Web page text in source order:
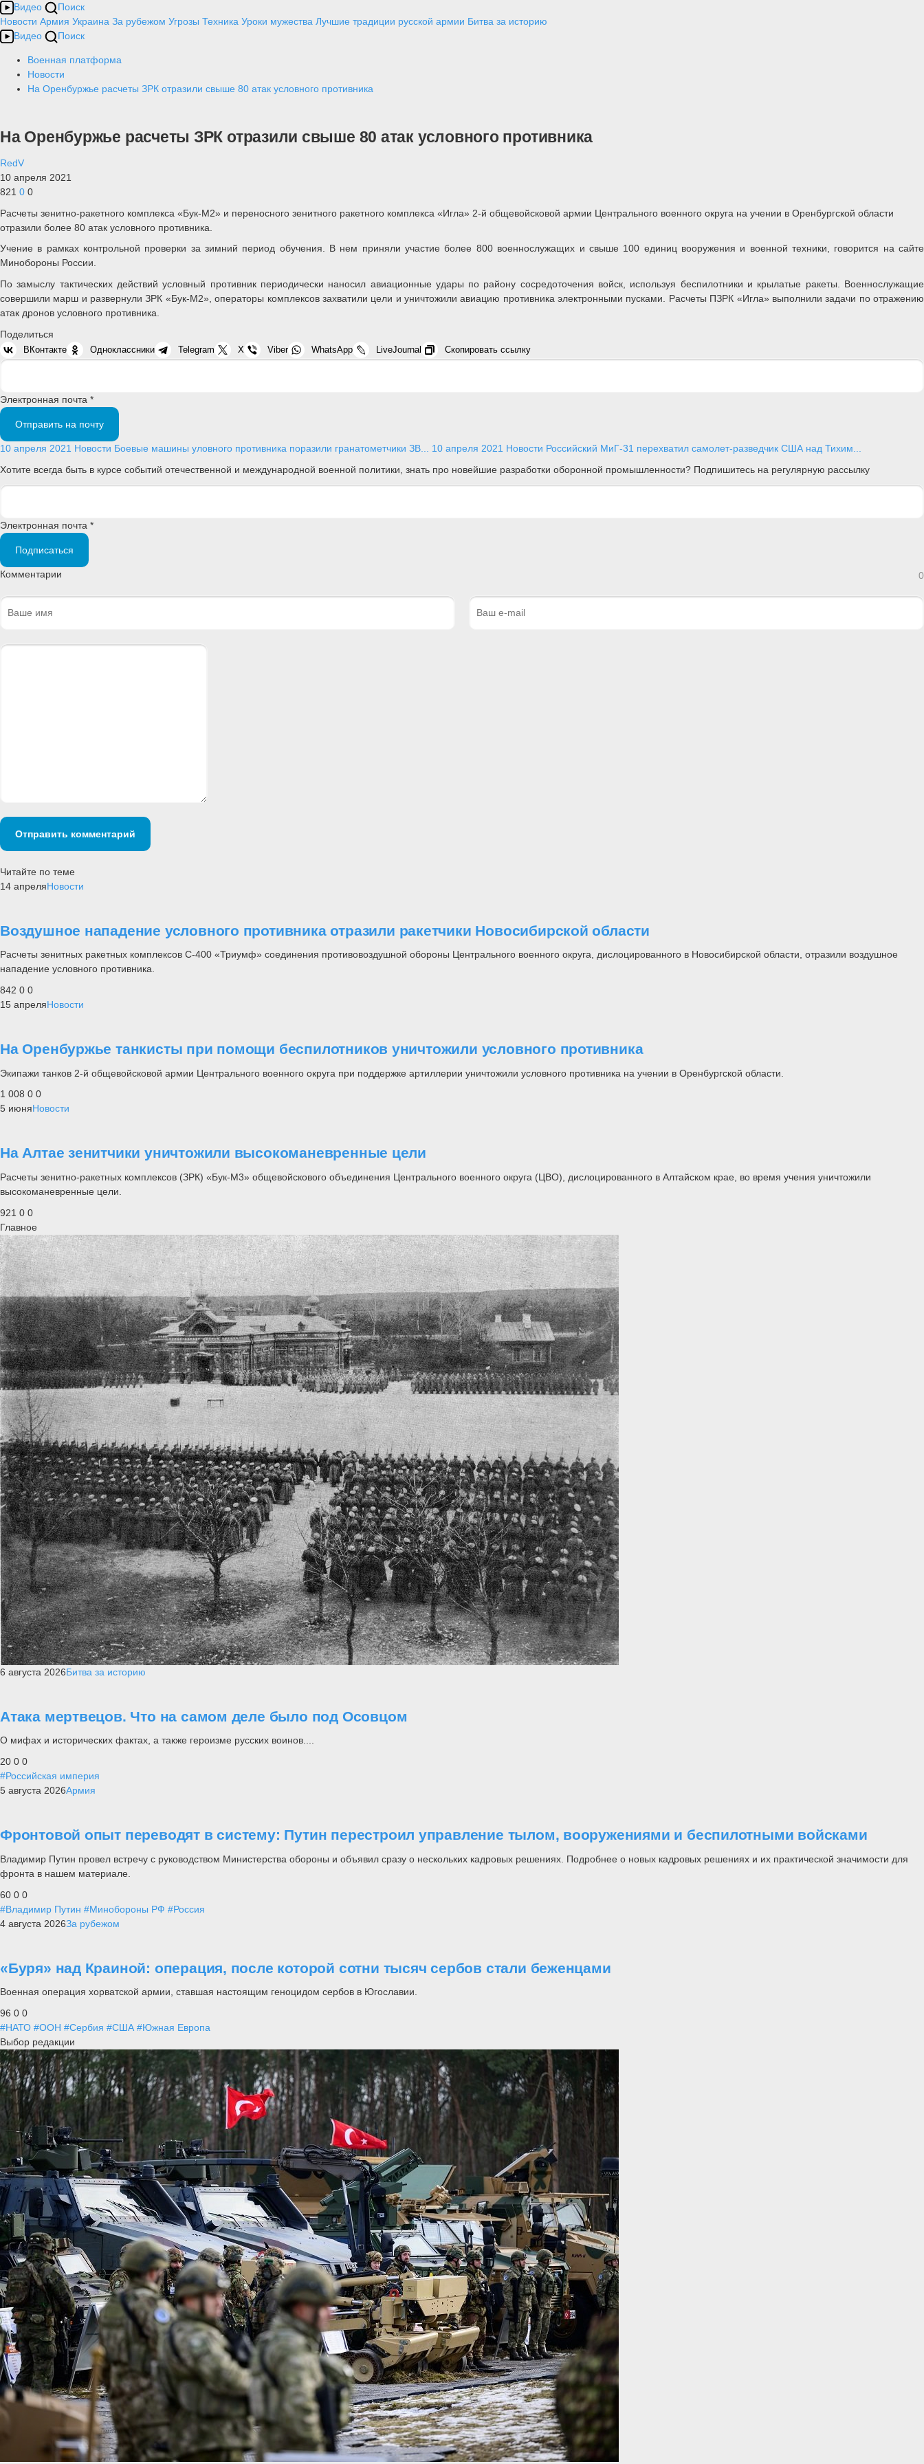
Видео
Поиск
Новости Армия Украина За рубежом Угрозы Техника Уроки мужества Лучшие традиции русской армии Битва за историю
Видео
Поиск
Военная платформа
Новости
На Оренбуржье расчеты ЗРК отразили свыше 80 атак условного противника
На Оренбуржье расчеты ЗРК отразили свыше 80 атак условного противника
RedV
10 апреля 2021
821 0 0
Расчеты зенитно-ракетного комплекса «Бук-М2» и переносного зенитного ракетного комплекса «Игла» 2-й общевойсковой армии Центрального военного округа на учении в Оренбургской области
отразили более 80 атак условного противника.
Учение в рамках контрольной проверки за зимний период обучения. В нем приняли участие более 800 военнослужащих и свыше 100 единиц вооружения и военной техники, говорится на сайте
Минобороны России.
По замыслу тактических действий условный противник периодически наносил авиационные удары по району сосредоточения войск, используя беспилотники и крылатые ракеты. Военнослужащие
совершили марш и развернули ЗРК «Бук-М2», операторы комплексов захватили цели и уничтожили авиацию противника электронными пусками. Расчеты ПЗРК «Игла» выполнили задачи по отражению
атак дронов условного противника.
Поделиться
ВКонтакте Одноклассники Telegram X Viber WhatsApp LiveJournal Скопировать ссылку
Электронная почта *
Отправить на почту
10 апреля 2021 Новости Боевые машины уловного противника поразили гранатометчики ЗВ... 10 апреля 2021 Новости Российский МиГ-31 перехватил самолет-разведчик США над Тихим...
Хотите всегда быть в курсе событий отечественной и международной военной политики, знать про новейшие разработки оборонной промышленности? Подпишитесь на регулярную рассылку
Электронная почта *
Подписаться
Комментарии 0
Отправить комментарий
Читайте по теме
14 апреляНовости
Воздушное нападение условного противника отразили ракетчики Новосибирской области
Расчеты зенитных ракетных комплексов С-400 «Триумф» соединения противовоздушной обороны Центрального военного округа, дислоцированного в Новосибирской области, отразили воздушное
нападение условного противника.
842 0 0
15 апреляНовости
На Оренбуржье танкисты при помощи беспилотников уничтожили условного противника
Экипажи танков 2-й общевойсковой армии Центрального военного округа при поддержке артиллерии уничтожили условного противника на учении в Оренбургской области.
1 008 0 0
5 июняНовости
На Алтае зенитчики уничтожили высокоманевренные цели
Расчеты зенитно-ракетных комплексов (ЗРК) «Бук-М3» общевойскового объединения Центрального военного округа (ЦВО), дислоцированного в Алтайском крае, во время учения уничтожили
высокоманевренные цели.
921 0 0
Главное
6 августа 2026Битва за историю
Атака мертвецов. Что на самом деле было под Осовцом
О мифах и исторических фактах, а также героизме русских воинов....
20 0 0
#Российская империя
5 августа 2026Армия
Фронтовой опыт переводят в систему: Путин перестроил управление тылом, вооружениями и беспилотными войсками
Владимир Путин провел встречу с руководством Министерства обороны и объявил сразу о нескольких кадровых решениях. Подробнее о новых кадровых решениях и их практической значимости для
фронта в нашем материале.
60 0 0
#Владимир Путин #Минобороны РФ #Россия
4 августа 2026За рубежом
«Буря» над Краиной: операция, после которой сотни тысяч сербов стали беженцами
Военная операция хорватской армии, ставшая настоящим геноцидом сербов в Югославии.
96 0 0
#НАТО #ООН #Сербия #США #Южная Европа
Выбор редакции